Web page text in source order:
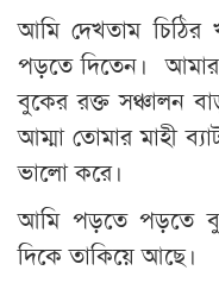
আমি দেখতাম চিঠির
পড়তে দিতেন।
বুকের রক্ত সঞ্চালন
আম্মা তোমার মাহী
ভালো করে।
আমি পড়তে পড়তে
দিকে তাকিয়ে আছে।